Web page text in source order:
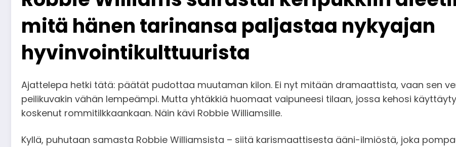
mitä hänen tarinansa paljastaa nykyajan
hyvinvointikulttuurista
Ajattelepa hetki tätä: päätät pudottaa muutaman kilon. Ei nyt mitään dramaattista, vaan sen
peilikuvakin vähän lempeämpi. Mutta yhtäkkiä huomaat vaipuneesi tilaan, jossa kehosi
koskenut rommitilkkaankaan. Näin kävi Robbie Williamsille.
Kyllä, puhutaan samasta Robbie Williamsista – siitä karismaattisesta ääni-ilmiöstä, joka